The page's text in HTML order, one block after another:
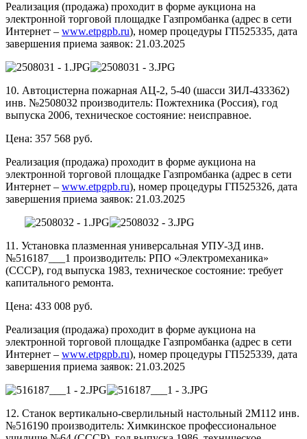
Реализация (продажа) проходит в форме аукциона на
электронной торговой площадке Газпромбанка (адрес в сети
Интернет – www.etpgpb.ru), номер процедуры ГП525335, дата
завершения приема заявок: 21.03.2025
10. Автоцистерна пожарная АЦ-2, 5-40 (шасси ЗИЛ-433362)
инв. №2508032 производитель: Пожтехника (Россия), год
выпуска 2006, техническое состояние: неисправное.
Цена: 357 568 руб.
Реализация (продажа) проходит в форме аукциона на
электронной торговой площадке Газпромбанка (адрес в сети
Интернет – www.etpgpb.ru), номер процедуры ГП525326, дата
завершения приема заявок: 21.03.2025
11. Установка плазменная универсальная УПУ-3Д инв.
№516187___1 производитель: РПО «Электромеханика»
(СССР), год выпуска 1983, техническое состояние: требует
капитального ремонта.
Цена: 433 008 руб.
Реализация (продажа) проходит в форме аукциона на
электронной торговой площадке Газпромбанка (адрес в сети
Интернет – www.etpgpb.ru), номер процедуры ГП525339, дата
завершения приема заявок: 21.03.2025
12. Станок вертикально-сверлильный настольный 2М112 инв.
№516190 производитель: Химкинское профессиональное